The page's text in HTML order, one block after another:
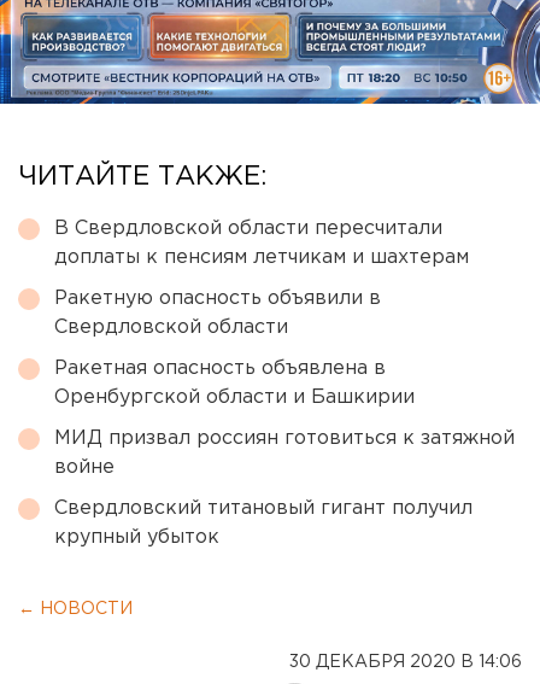
ЧИТАЙТЕ ТАКЖЕ:
В Свердловской области пересчитали
доплаты к пенсиям летчикам и шахтерам
Ракетную опасность объявили в
Свердловской области
Ракетная опасность объявлена в
Оренбургской области и Башкирии
МИД призвал россиян готовиться к затяжной
войне
Свердловский титановый гигант получил
крупный убыток
← НОВОСТИ
30 ДЕКАБРЯ 2020 В 14:06